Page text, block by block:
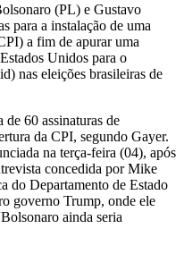
(PL) e Gustavo
para a instalação de uma
a fim de apurar uma
Unidos para o
nas eleições brasileiras de
60 assinaturas de
da CPI, segundo Gayer.
na terça-feira (04), após
concedida por Mike
do Departamento de Estado
governo Trump, onde ele
ainda seria